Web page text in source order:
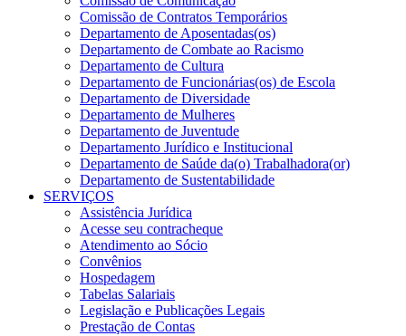
Comissão de Contratos Temporários
Departamento de Aposentadas(os)
Departamento de Combate ao Racismo
Departamento de Cultura
Departamento de Funcionárias(os) de Escola
Departamento de Diversidade
Departamento de Mulheres
Departamento de Juventude
Departamento Jurídico e Institucional
Departamento de Saúde da(o) Trabalhadora(or)
Departamento de Sustentabilidade
SERVIÇOS
Assistência Jurídica
Acesse seu contracheque
Atendimento ao Sócio
Convênios
Hospedagem
Tabelas Salariais
Legislação e Publicações Legais
Prestação de Contas